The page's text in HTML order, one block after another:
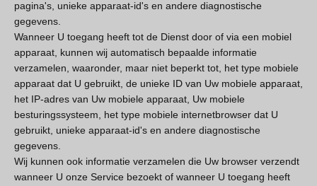
pagina's, unieke apparaat-id's en andere diagnostische
gegevens.
Wanneer U toegang heeft tot de Dienst door of via een mobiel
apparaat, kunnen wij automatisch bepaalde informatie
verzamelen, waaronder, maar niet beperkt tot, het type mobiele
apparaat dat U gebruikt, de unieke ID van Uw mobiele apparaat,
het IP-adres van Uw mobiele apparaat, Uw mobiele
besturingssysteem, het type mobiele internetbrowser dat U
gebruikt, unieke apparaat-id's en andere diagnostische
gegevens.
Wij kunnen ook informatie verzamelen die Uw browser verzendt
wanneer U onze Service bezoekt of wanneer U toegang heeft